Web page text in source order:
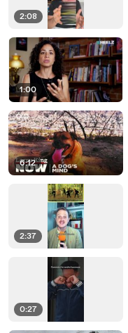
2:08
1:00
6:12
2:37
0:27